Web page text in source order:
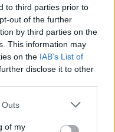
to third parties prior to
out of the further
by third parties on the
This information may
on the IAB’s List of
disclose it to other
one or more Google
You may click to
Outs
of my
# IKREK